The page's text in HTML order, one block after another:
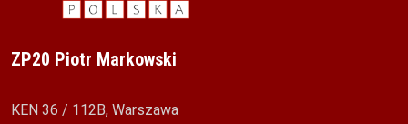
ZP20 Piotr Markowski
KEN 36 / 112B, Warszawa